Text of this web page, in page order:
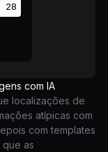
28
com IA
localizações de
atípicas com
com templates
as